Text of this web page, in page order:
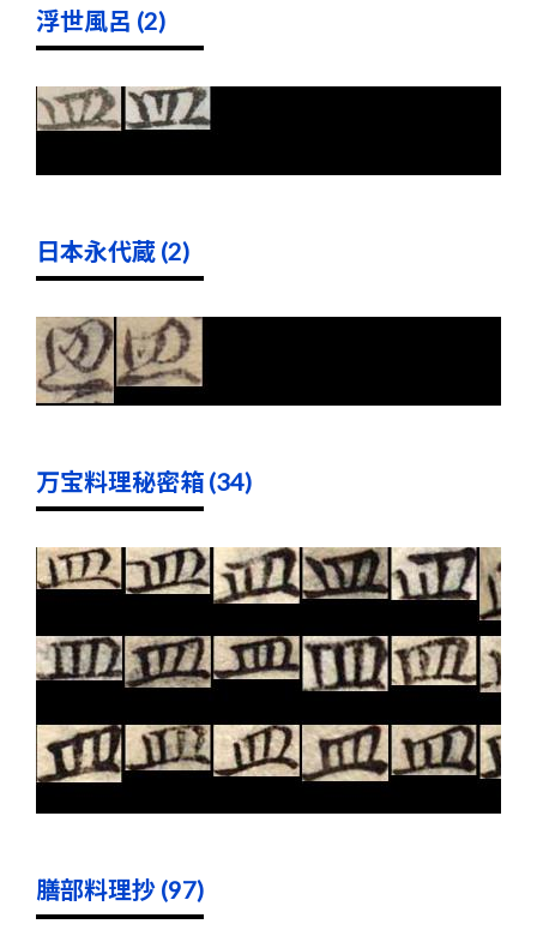
浮世風呂 (2)
日本永代蔵 (2)
万宝料理秘密箱 (34)
膳部料理抄 (97)